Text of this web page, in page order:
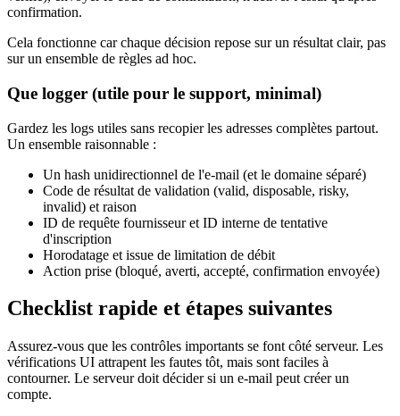
confirmation.
Cela fonctionne car chaque décision repose sur un résultat clair, pas
sur un ensemble de règles ad hoc.
Que logger (utile pour le support, minimal)
Gardez les logs utiles sans recopier les adresses complètes partout.
Un ensemble raisonnable :
Un hash unidirectionnel de l'e‑mail (et le domaine séparé)
Code de résultat de validation (valid, disposable, risky,
invalid) et raison
ID de requête fournisseur et ID interne de tentative
d'inscription
Horodatage et issue de limitation de débit
Action prise (bloqué, averti, accepté, confirmation envoyée)
Checklist rapide et étapes suivantes
Assurez‑vous que les contrôles importants se font côté serveur. Les
vérifications UI attrapent les fautes tôt, mais sont faciles à
contourner. Le serveur doit décider si un e‑mail peut créer un
compte.